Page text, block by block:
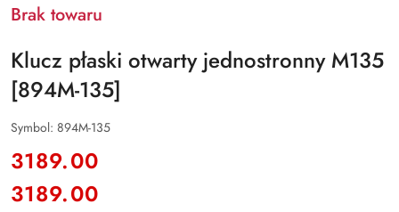
Brak towaru
Klucz płaski otwarty jednostronny M135
[894M-135]
Symbol: 894M-135
cena:
3189.00
Cena:
3189.00